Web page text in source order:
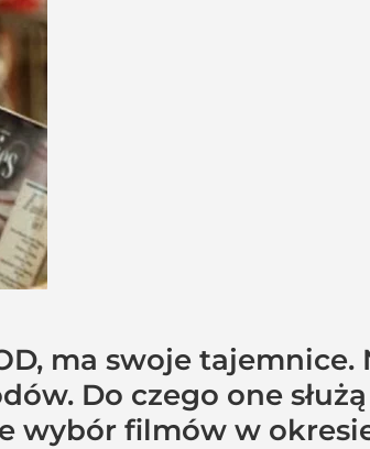
ma swoje tajemnice.
Do czego one
wybór filmów w